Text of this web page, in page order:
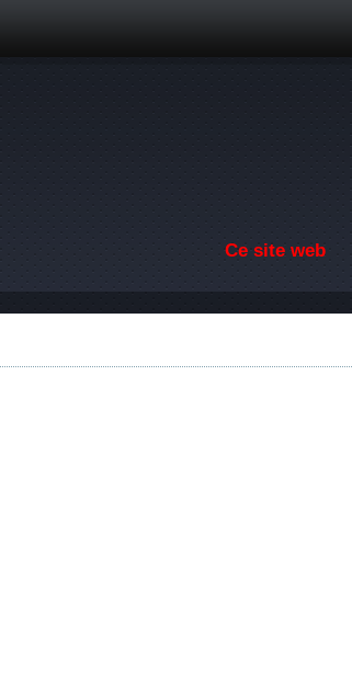
Ce site web